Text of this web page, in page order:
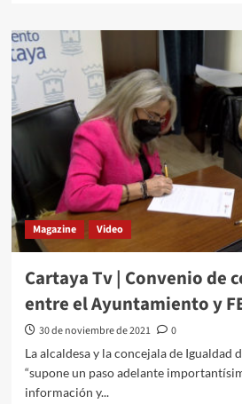
Magazine Video
Cartaya Tv | Convenio de
entre el Ayuntamiento y
30 de noviembre de 2021
0
La alcaldesa y la concejala de Igualdad
“supone un paso adelante
información y...